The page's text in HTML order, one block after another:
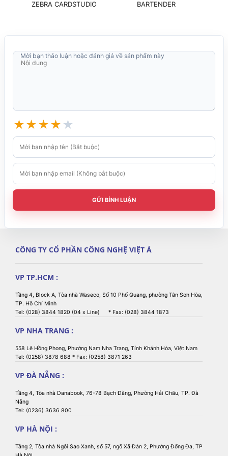
ZEBRA CARDSTUDIO
BARTENDER
★★★★ ★
GỬI BÌNH LUẬN
Mời bạn thảo luận hoặc đánh giá về sản phẩm này
CÔNG TY CỔ PHẦN CÔNG NGHỆ VIỆT Á
VP TP.HCM :
Tầng 4, Block A, Tòa nhà Waseco, Số 10 Phổ Quang, phường Tân Sơn Hòa,
TP. Hồ Chí Minh
Tel: (028) 3844 1820 (04 x Line) * Fax: (028) 3844 1873
VP NHA TRANG :
558 Lê Hồng Phong, Phường Nam Nha Trang, Tỉnh Khánh Hòa, Việt Nam
Tel: (0258) 3878 688 * Fax: (0258) 3871 263
VP ĐÀ NẴNG :
Tầng 4, Tòa nhà Danabook, 76-78 Bạch Đằng, Phường Hải Châu, TP. Đà
Nẵng
Tel: (0236) 3636 800
VP HÀ NỘI :
Tầng 2, Tòa nhà Ngôi Sao Xanh, số 57, ngõ Xã Đàn 2, Phường Đống Đa, TP